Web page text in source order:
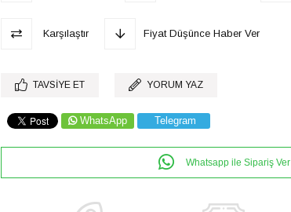
Karşılaştır Fiyat Düşünce Haber Ver
TAVSIYE ET YORUM YAZ
WhatsApp Telegram
Whatsapp ile Sipariş Ver